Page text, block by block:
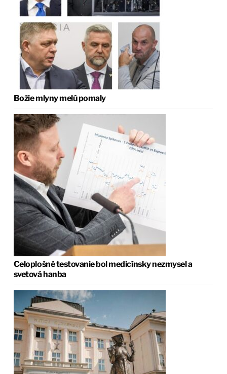
Božie mlyny melú pomaly
Celoplošné testovanie bol medicínsky nezmysel a
svetová hanba